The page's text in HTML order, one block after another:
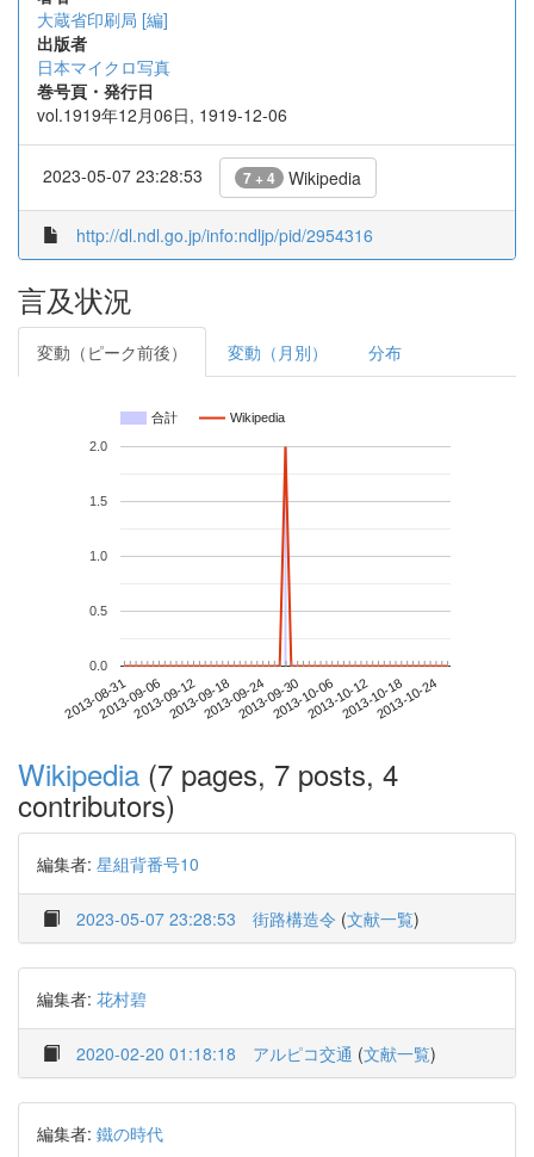
大蔵省印刷局 [編]
出版者
日本マイクロ写真
巻号頁・発行日
vol.1919年12月06日, 1919-12-06
2023-05-07 23:28:53 7 + 4 Wikipedia
http://dl.ndl.go.jp/info:ndljp/pid/2954316
言及状況
変動（ピーク前後） 変動（月別） 分布
合計 Wikipedia
2013-08-312013-09-062013-09-122013-09-182013-09-242013-09-302013-10-062013-10-122013-10-182013-10-24
0.0
0.5
1.0
1.5
2.0
Wikipedia (7 pages, 7 posts, 4
contributors)
編集者: 星組背番号10
2023-05-07 23:28:53 街路構造令 (文献一覧)
編集者: 花村碧
2020-02-20 01:18:18 アルピコ交通 (文献一覧)
編集者: 鐵の時代